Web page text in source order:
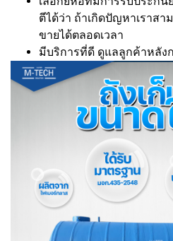
ตีได้ว่า ถ้าเกิดปัญหาเราสา
ขายได้ตลอดเวลา
มีบริการที่ดี ดูแลลูกค้าหลัง